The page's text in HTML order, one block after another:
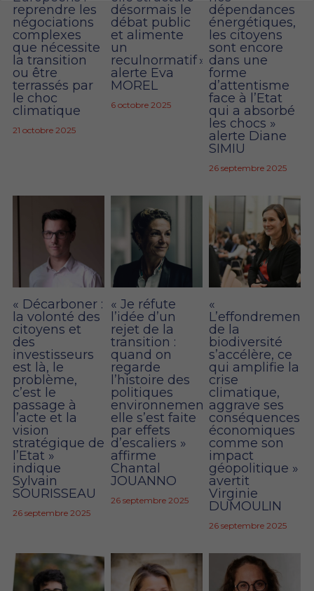
reprendre les
négociations
complexes
que nécessite
la transition
ou être
terrassés par
le choc
climatique
21 octobre 2025
désormais le
débat public
et alimente
un
reculnormatif »,
alerte Eva
MOREL
6 octobre 2025
dépendances
énergétiques,
les citoyens
sont encore
dans une
forme
d’attentisme
face à l’Etat
qui a absorbé
les chocs »
alerte Diane
SIMIU
26 septembre 2025
« Décarboner :
la volonté des
citoyens et
des
investisseurs
est là, le
problème,
c’est le
passage à
l’acte et la
vision
stratégique de
l’Etat »
indique
Sylvain
SOURISSEAU
26 septembre 2025
« Je réfute
l’idée d’un
rejet de la
transition :
quand on
regarde
l’histoire des
politiques
environnementales,
elle s’est faite
par effets
d’escaliers »
affirme
Chantal
JOUANNO
26 septembre 2025
«
L’effondrement
de la
biodiversité
s’accélère, ce
qui amplifie la
crise
climatique,
aggrave ses
conséquences
économiques
comme son
impact
géopolitique »
avertit
Virginie
DUMOULIN
26 septembre 2025